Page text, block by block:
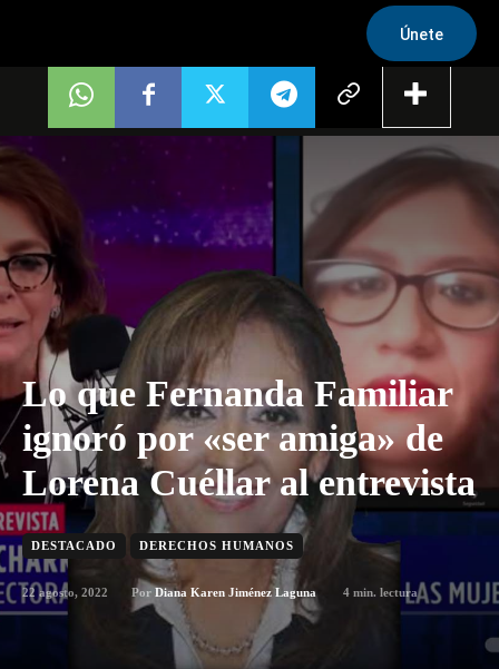
Únete
Lo que Fernanda Familiar
ignoró por «ser amiga» de
Lorena Cuéllar al entrevista
DESTACADO DERECHOS HUMANOS
22 agosto, 2022 Por Diana Karen Jiménez Laguna 4 min. lectura